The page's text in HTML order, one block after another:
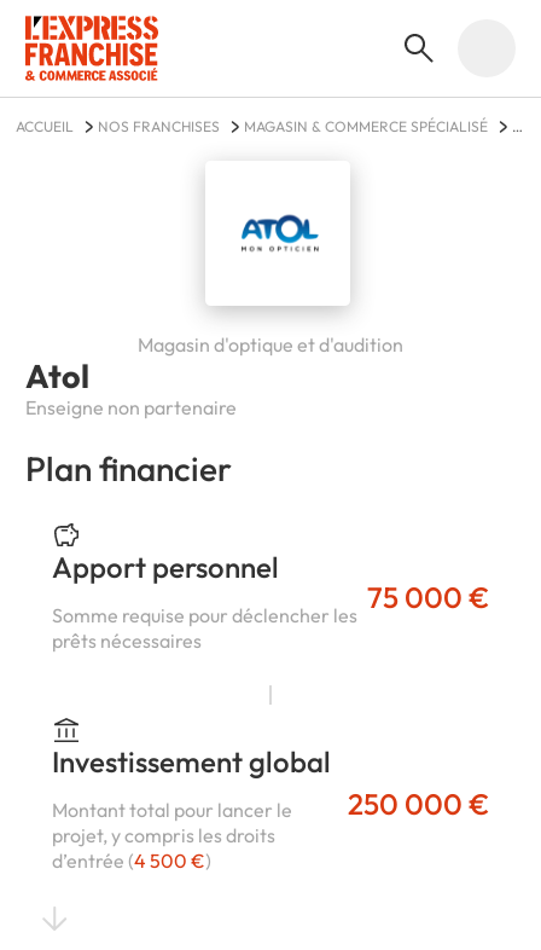
ACCUEIL NOS FRANCHISES
MAGASIN & COMMERCE SPÉCIALISÉ
Atol
Enseigne non partenaire
Magasin d'optique et d'audition
Plan financier
Apport personnel
Somme requise pour déclencher les
prêts nécessaires
75 000 €
Investissement global
Montant total pour lancer le
projet, y compris les droits
d’entrée (4 500 €)
250 000 €